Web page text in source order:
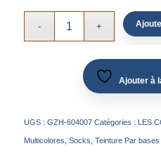
Ajouter à
UGS : GZH-604007 Catégories : LES
Multicolores, Socks, Teinture Par bases